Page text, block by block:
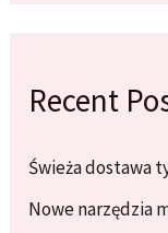
Recent
Świeża dostawa
Nowe narzędzia